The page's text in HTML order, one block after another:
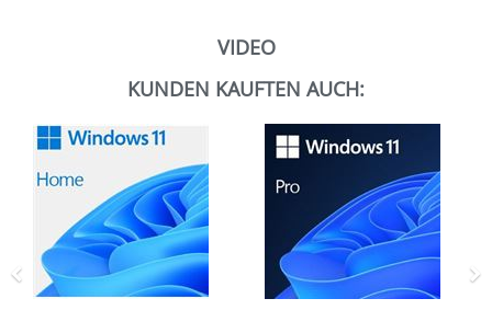
VIDEO
KUNDEN KAUFTEN AUCH:
Zurück